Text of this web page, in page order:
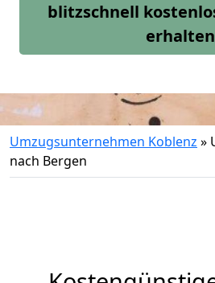
blitzschnell
erhalten
Umzugsunternehmen Koblenz »
nach Bergen